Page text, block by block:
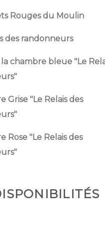
Rouges du Moulin
des randonneurs
la chambre bleue "Le
Grise "Le Relais des
Rose "Le Relais des